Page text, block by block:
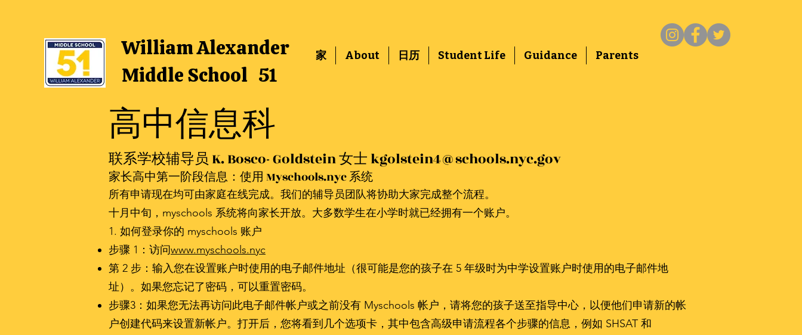
William Alexander
Middle School 51
家 About 日历 Student Life Guidance Parents
高中信息科
联系学校辅导员 K. Bosco- Goldstein 女士 kgolstein4@schools.nyc.gov
家长高中第一阶段信息：使用 Myschools.nyc 系统
所有申请现在均可由家庭在线完成。我们的辅导员团队将协助大家完成整个流程。
十月中旬，myschools 系统将向家长开放。大多数学生在小学时就已经拥有一个账户。
1. 如何登录你的 myschools 账户
步骤 1：访问www.myschools.nyc
第 2 步：输入您在设置账户时使用的电子邮件地址（很可能是您的孩子在 5 年级时为中学设置账户时使用的电子邮件地
址）。如果您忘记了密码，可以重置密码。
步骤3：如果您无法再访问此电子邮件帐户或之前没有 Myschools 帐户，请将您的孩子送至指导中心，以便他们申请新的帐
户创建代码来设置新帐户。打开后，您将看到几个选项卡，其中包含高级申请流程各个步骤的信息，例如 SHSAT 和